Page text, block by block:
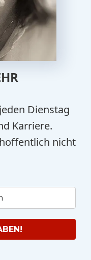
Dienstag
Karriere.
nicht